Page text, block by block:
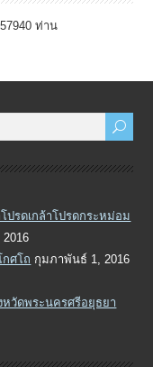
ท่าน
ปรดเกล้าโปรดกระหม่อม
ศโถ กุมภาพันธ์ 1, 2016
วัดพระนครศรีอยุธยา